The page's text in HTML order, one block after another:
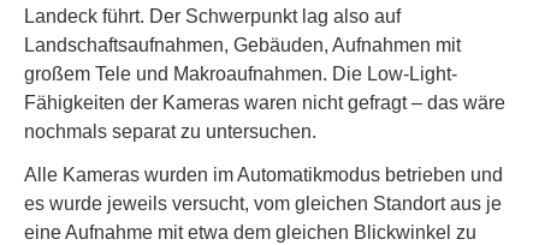
Landeck führt. Der Schwerpunkt lag also auf
Landschaftsaufnahmen, Gebäuden, Aufnahmen mit
großem Tele und Makroaufnahmen. Die Low-Light-
Fähigkeiten der Kameras waren nicht gefragt – das wäre
nochmals separat zu untersuchen.
Alle Kameras wurden im Automatikmodus betrieben und
es wurde jeweils versucht, vom gleichen Standort aus je
eine Aufnahme mit etwa dem gleichen Blickwinkel zu